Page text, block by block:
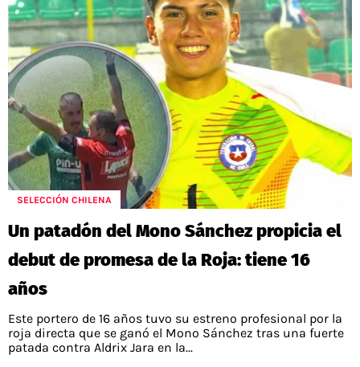
SELECCIÓN CHILENA
Un patadón del Mono Sánchez propicia el
debut de promesa de la Roja: tiene 16
años
Este portero de 16 años tuvo su estreno profesional por la
roja directa que se ganó el Mono Sánchez tras una fuerte
patada contra Aldrix Jara en la...